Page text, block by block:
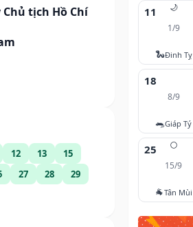
tịch Hồ Chí
12 13
15
27 28
29
🌙
11
1/9
🐍Đinh Tỵ
18
8/9
🐀Giáp Tý
🌕
25
15/9
🐐Tân Mùi